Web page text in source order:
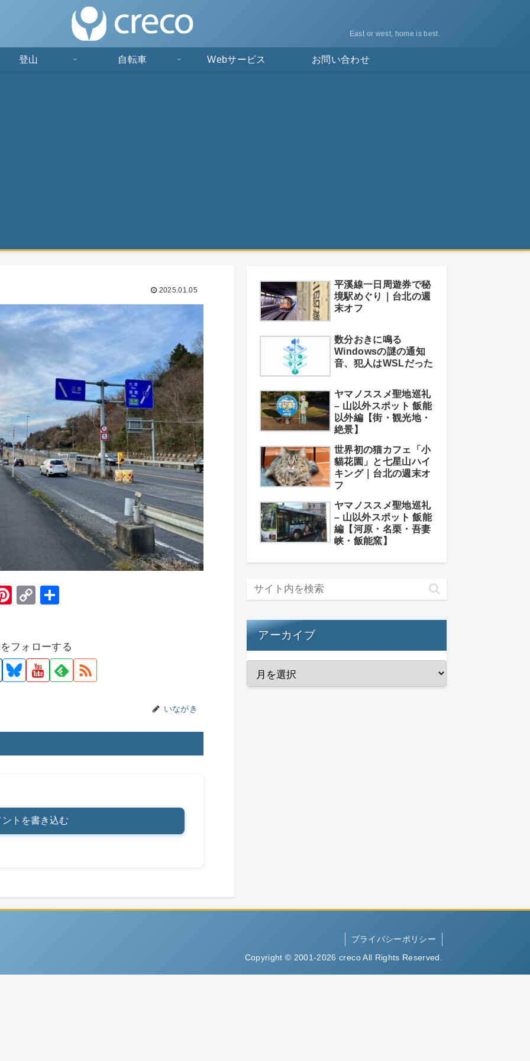
East or west, home is best.
登山 自転車 Webサービス お問い合わせ
2025.01.05
Pi
e
st
C
y
Li
フォローする
いながき
ントを書き込む
平溪線一日周遊券で秘
境駅めぐり｜台北の週
末オフ
数分おきに鳴る
Windowsの謎の通知
音、犯人はWSLだった
ヤマノススメ聖地巡礼
– 山以外スポット 飯能
以外編【街・観光地・
絶景】
世界初の猫カフェ「小
貓花園」と七星山ハイ
キング｜台北の週末オ
フ
ヤマノススメ聖地巡礼
– 山以外スポット 飯能
編【河原・名栗・吾妻
峡・飯能窯】
アーカイブ
プライバシーポリシー
Copyright © 2001-2026 creco All Rights Reserved.